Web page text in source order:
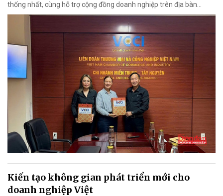
thống nhất, cùng hỗ trợ cộng đồng doanh nghiệp trên địa bàn...
Kiến tạo không gian phát triển mới cho
doanh nghiệp Việt